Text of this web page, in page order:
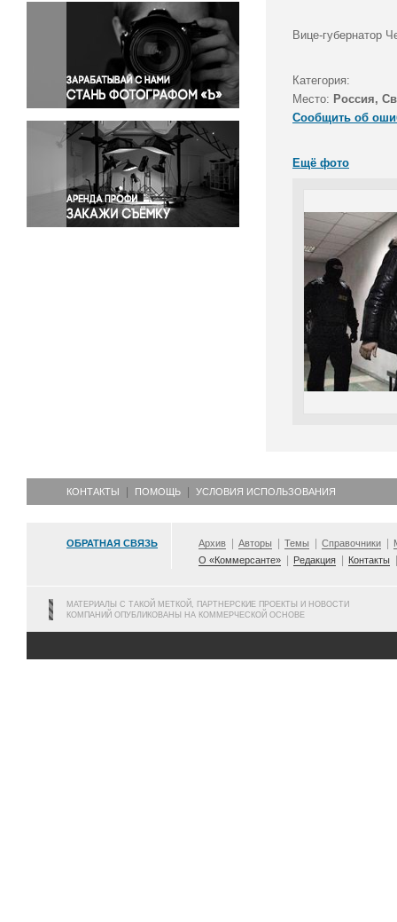
Окружающая среда
Политика
Правосудие
Происшествия и конфликты
Религия
Светская жизнь
Спорт
Экология
Экономика и бизнес
Вице-губернатор
Категория:
Место: Россия,
Сообщить об
Ещё фото
КОНТАКТЫ ПОМОЩЬ УСЛОВИЯ ИСПОЛЬЗОВАНИЯ
ОБРАТНАЯ СВЯЗЬ Архив Авторы Темы Справочники
О «Коммерсанте»
Редакция Контакты
МАТЕРИАЛЫ С ТАКОЙ МЕТКОЙ, ПАРТНЕРСКИЕ ПРОЕКТЫ И НОВОСТИ
КОМПАНИЙ ОПУБЛИКОВАНЫ НА КОММЕРЧЕСКОЙ ОСНОВЕ